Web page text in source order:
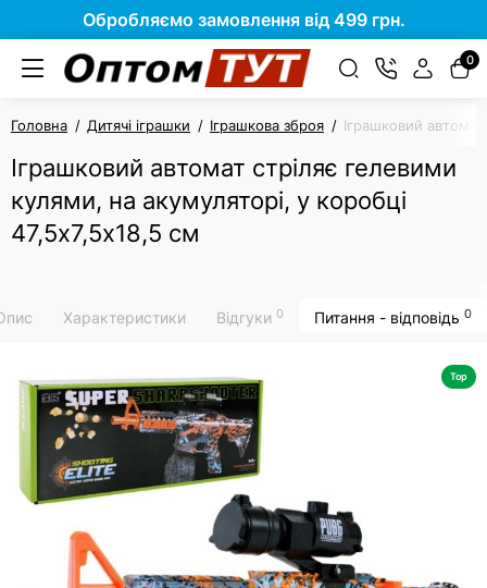
Обробляємо замовлення від 499 грн.
0
Головна Дитячі іграшки Іграшкова зброя Іграшковий
Іграшковий автомат стріляє гелевими
кулями, на акумуляторі, у коробці
47,5х7,5х18,5 см
Характеристики Відгуки 0 Питання - відповідь 0
Top